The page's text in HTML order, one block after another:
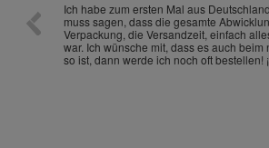
Ich habe zum ersten Mal aus
muss sagen, dass die gesamte
Verpackung, die Versandzeit, einfach
war. Ich wünsche mit, dass es auch beim
so ist, dann werde ich noch oft bestellen!